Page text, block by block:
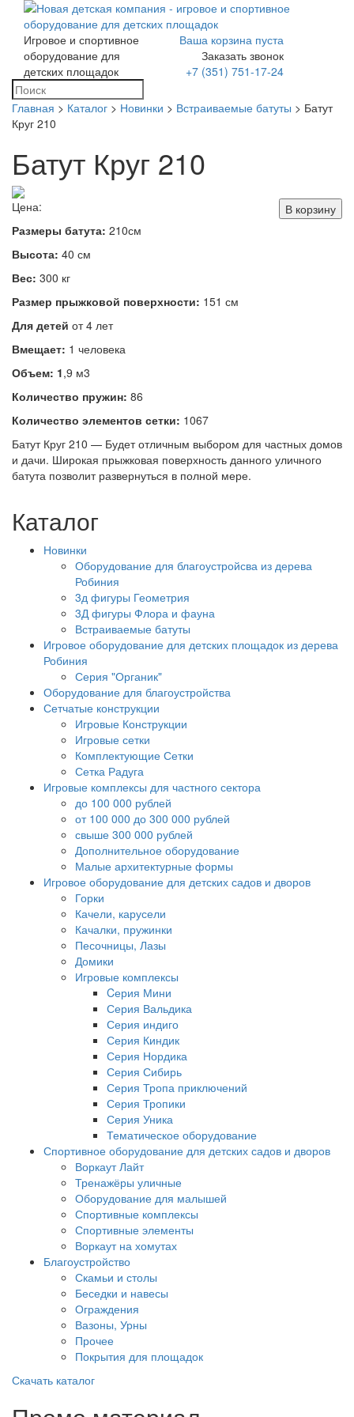
Игровое и спортивное
оборудование для
детских площадок
Ваша корзина пуста
Заказать звонок
+7 (351) 751-17-24
Главная > Каталог > Новинки > Встраиваемые батуты > Батут
Круг 210
Батут Круг 210
Цена:
В корзину
Размеры батута: 210см
Высота: 40 см
Вес: 300 кг
Размер прыжковой поверхности: 151 см
Для детей от 4 лет
Вмещает: 1 человека
Объем: 1,9 м3
Количество пружин: 86
Количество элементов сетки: 1067
Батут Круг 210 — Будет отличным выбором для частных домов
и дачи. Широкая прыжковая поверхность данного уличного
батута позволит развернуться в полной мере.
Каталог
Новинки
Оборудование для благоустройсва из дерева
Робиния
3д фигуры Геометрия
3Д фигуры Флора и фауна
Встраиваемые батуты
Игровое оборудование для детских площадок из дерева
Робиния
Серия "Органик"
Оборудование для благоустройства
Сетчатые конструкции
Игровые Конструкции
Игровые сетки
Комплектующие Сетки
Сетка Радуга
Игровые комплексы для частного сектора
до 100 000 рублей
от 100 000 до 300 000 рублей
свыше 300 000 рублей
Дополнительное оборудование
Малые архитектурные формы
Игровое оборудование для детских садов и дворов
Горки
Качели, карусели
Качалки, пружинки
Песочницы, Лазы
Домики
Игровые комплексы
Cерия Мини
Серия Вальдика
Серия индиго
Серия Киндик
Серия Нордика
Серия Сибирь
Серия Тропа приключений
Серия Тропики
Серия Уника
Тематическое оборудование
Спортивное оборудование для детских садов и дворов
Воркаут Лайт
Тренажёры уличные
Оборудование для малышей
Спортивные комплексы
Спортивные элементы
Воркаут на хомутах
Благоустройство
Скамьи и столы
Беседки и навесы
Ограждения
Вазоны, Урны
Прочее
Покрытия для площадок
Скачать каталог